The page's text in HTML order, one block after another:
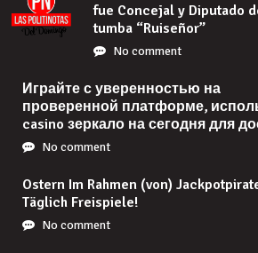
fue Concejal y Diputado
tumba “Ruiseñor”
No comment
Играйте с уверенностью на
проверенной платформе,
casino зеркало на сегодня для
No comment
Ostern Im Rahmen (von)
Täglich Freispiele!
No comment